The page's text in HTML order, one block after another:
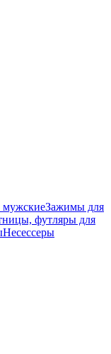
мужскиеЗажимы для
футляры для
Несессеры